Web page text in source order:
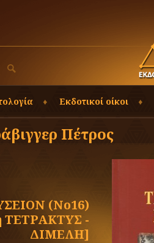
Εκδοτικοί οίκοι
Πέτρος
(No16)
ΤΕΤΡΑΚΤΥΣ -
ΔΙΜΕΛΗ]